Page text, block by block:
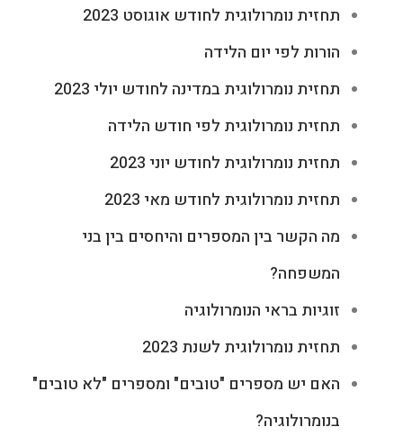
תחזית נומרולוגית לחודש אוגוסט 2023
הורות לפי יום הלידה
תחזית נומרולוגית במדינה לחודש יולי 2023
תחזית נומרולוגית לפי חודש הלידה
תחזית נומרולוגית לחודש יוני 2023
תחזית נומרולוגית לחודש מאי 2023
מה הקשר בין המספרים והיחסים בין בני
המשפחה?
זוגיות בראי הנומרולוגיה
תחזית נומרולוגית לשנת 2023
האם יש מספרים "טובים" ומספרים "לא טובים"
בנומרולוגיה?